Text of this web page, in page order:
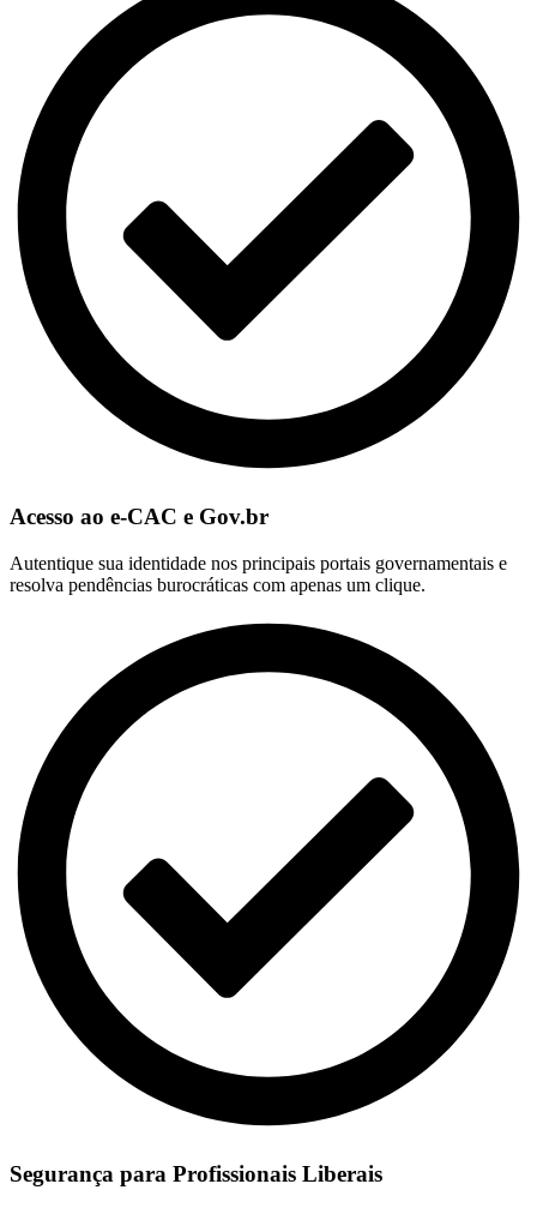
Acesso ao e-CAC e Gov.br
Autentique sua identidade nos principais portais governamentais e
resolva pendências burocráticas com apenas um clique.
Segurança para Profissionais Liberais